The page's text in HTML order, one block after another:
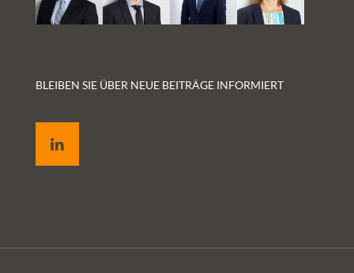
BLEIBEN SIE ÜBER NEUE BEITRÄGE INFORMIERT